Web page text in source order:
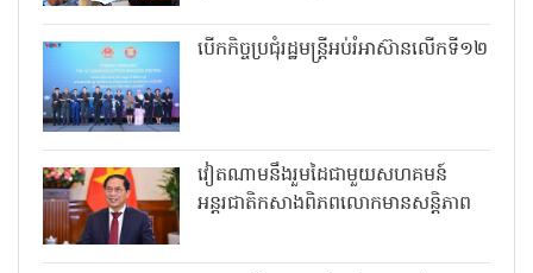
បើកកិច្ចប្រជុំរដ្ឋមន្ត្រីអប់រំអាស៊ានលើកទី១២
វៀតណាមនឹងរួមដៃជាមួយសហគមន៍
អន្តរជាតិកសាងពិភពលោកមានសន្តិភាព